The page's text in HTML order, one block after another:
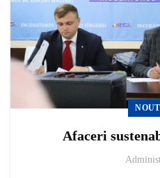
Afaceri